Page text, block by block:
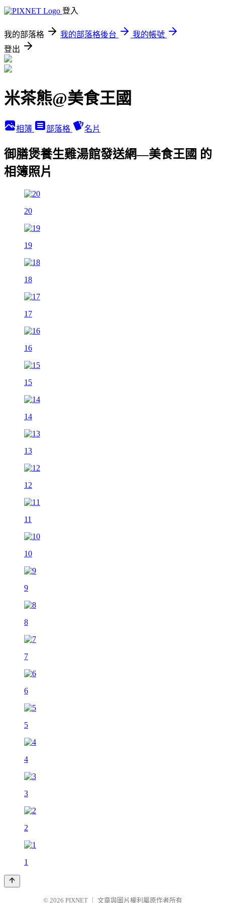
登入
我的部落格 我的部落格後台
我的帳號
登出
米茶熊@美食王國
相簿 部落格 名片
御膳煲養生雞湯館發送網—美食王國 的
相簿照片
20
19
18
17
16
15
14
13
12
11
10
9
8
7
6
5
4
3
2
1
© 2026 PIXNET 文章與圖片權利屬原作者所有